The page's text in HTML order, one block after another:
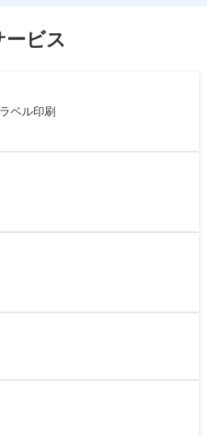
ービス
ベル印刷